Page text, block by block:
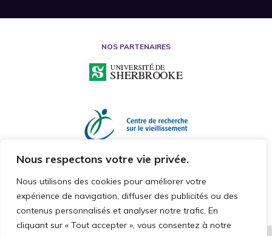
Nous respectons votre vie privée.
Nous utilisons des cookies pour améliorer votre
expérience de navigation, diffuser des publicités ou des
contenus personnalisés et analyser notre trafic. En
cliquant sur « Tout accepter », vous consentez à notre
NOS PARTENAIRES